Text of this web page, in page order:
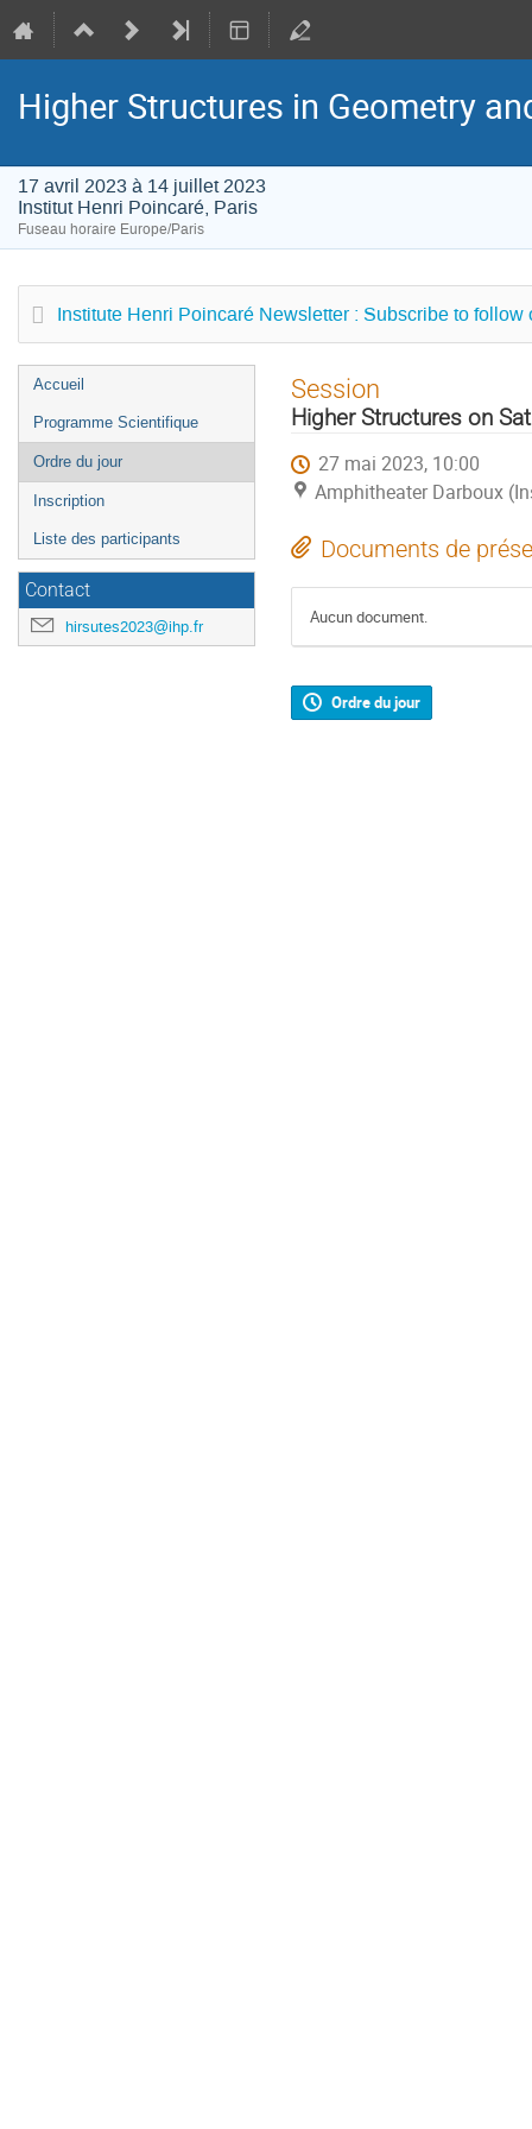
Higher Structures in Geometry
17 avril 2023 à 14 juillet 2023
Institut Henri Poincaré, Paris
Fuseau horaire Europe/Paris
Institute Henri Poincaré Newsletter : Subscribe to follow
Menu
de
l'événement
Accueil
Programme Scientifique
Ordre du jour
Inscription
Liste des participants
Contact
hirsutes2023@ihp.fr
Session
Higher Structures on
27 mai 2023, 10:00
Amphitheater Darboux
Documents de
Aucun document.
Ordre du jour